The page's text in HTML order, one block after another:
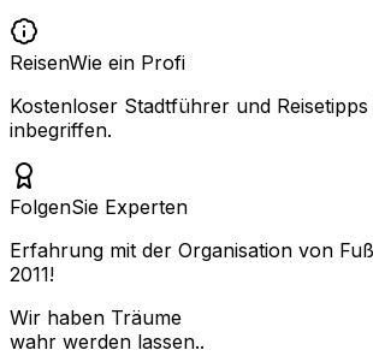
ReisenWie ein Profi
Kostenloser Stadtführer und
inbegriffen.
FolgenSie Experten
Erfahrung mit der Organisation von
2011!
Wir haben Träume
wahr werden lassen..